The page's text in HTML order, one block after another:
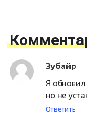
Зубайр
Я обновил
но не
Ответить